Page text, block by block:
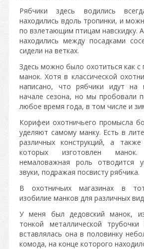
Рябчики здесь водились
находились вдоль тропинки, и
по взлетающим птицам навскидку.
находились между посадками
сидели на ветках.
Здесь можно было охотиться как с
манок. Хотя в классической
написано, что рябчики идут на
начале сезона, но мы пробовали
любое время года, в том числе и
Корифеи охотничьего промысла
уделяют самому манку. Есть в
различных конструкций, а
которых изготовлен
немаловажная роль отводится
звуки, подражая посвисту рябчика.
В охотничьих магазинах в
изобилие манков для различных
У меня был дедовский манок,
тонкой металлической
вставлялась она в половинку
комода, на конце которого